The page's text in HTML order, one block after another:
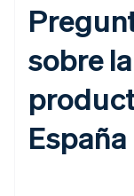
sobre
España